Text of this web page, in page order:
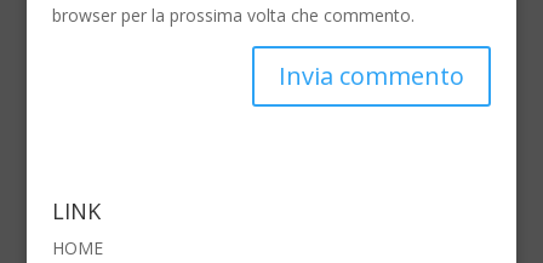
browser per la prossima volta che commento.
LINK
HOME